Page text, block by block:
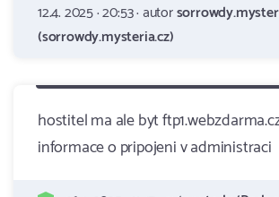
12.4. 2025 · 20:53 · autor
(sorrowdy.mysteria.cz)
hostitel ma ale byt
informace o pripojeni v administraci